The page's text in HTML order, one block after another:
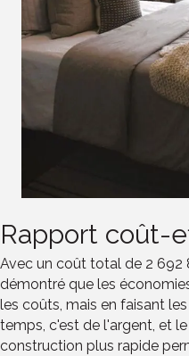
Rapport coût-
Avec un coût total de 2 692
démontré que les
les coûts, mais en faisant
temps, c'est de l'argent, et
construction plus rapide